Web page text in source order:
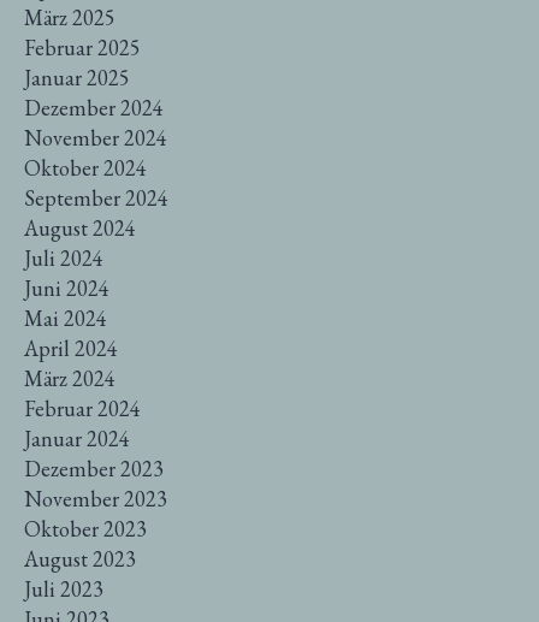
März 2025
Februar 2025
Januar 2025
Dezember 2024
November 2024
Oktober 2024
September 2024
August 2024
Juli 2024
Juni 2024
Mai 2024
April 2024
März 2024
Februar 2024
Januar 2024
Dezember 2023
November 2023
Oktober 2023
August 2023
Juli 2023